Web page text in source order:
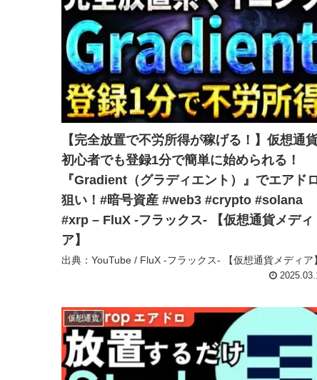
【完全放置で不労所得が稼げる！】仮想通
初心者でも登録1分で簡単に始められる！
『Gradient（グラディエント）』でエアド
狙い！#暗号資産 #web3 #crypto #solana
#xrp – FluX -フラックス- 【仮想通貨メディ
ア】
出典：YouTube / FluX -フラックス- 【仮想通貨メディア】
仮想通貨